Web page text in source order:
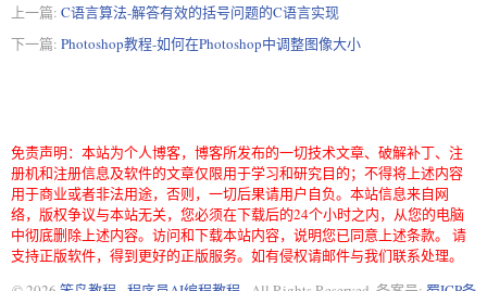
上一篇: C语言算法-解答有效的括号问题的C语言实现
下一篇: Photoshop教程-如何在Photoshop中调整图像大小
免责声明：本站为个人博客，博客所发布的一切技术文章、破解补丁、注
册机和注册信息及软件的文章仅限用于学习和研究目的；不得将上述内容
用于商业或者非法用途，否则，一切后果请用户自负。本站信息来自网
络，版权争议与本站无关，您必须在下载后的24个小时之内，从您的电脑
中彻底删除上述内容。访问和下载本站内容，说明您已同意上述条款。 请
支持正版软件，得到更好的正版服务。如有侵权请邮件与我们联系处理。